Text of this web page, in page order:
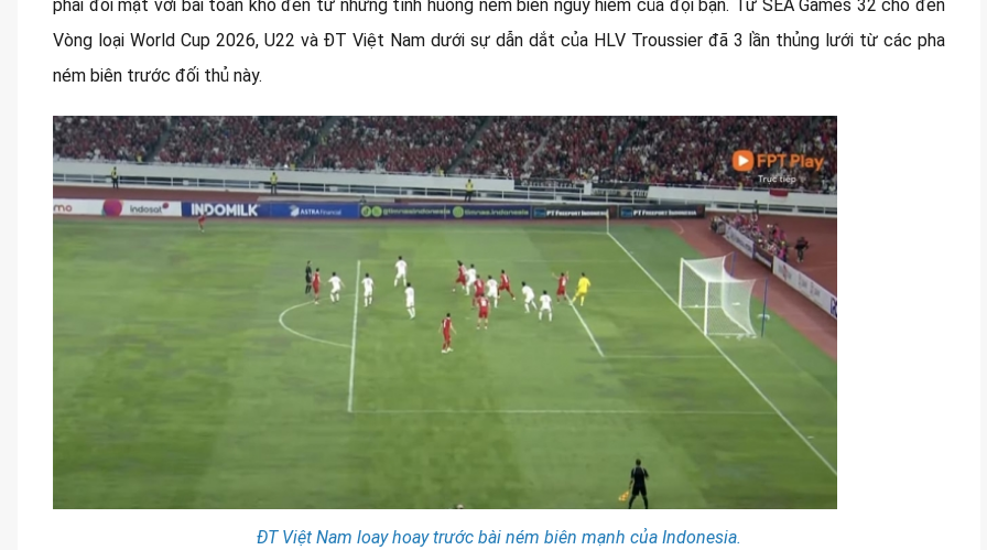
phải đối mặt với bài toán khó đến từ những tình huống ném biên nguy hiểm của đội bạn. Từ SEA Games 32 cho đến
Vòng loại World Cup 2026, U22 và ĐT Việt Nam dưới sự dẫn dắt của HLV Troussier đã 3 lần thủng lưới từ các pha
ném biên trước đối thủ này.
ĐT Việt Nam loay hoay trước bài ném biên mạnh của Indonesia.